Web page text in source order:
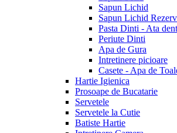
Sapun Lichid
Sapun Lichid
Pasta Dinti - Ata
Periute Dinti
Apa de Gura
Intretinere picioare
Casete - Apa de
Hartie Igienica
Prosoape de Bucatarie
Servetele
Servetele la Cutie
Batiste Hartie